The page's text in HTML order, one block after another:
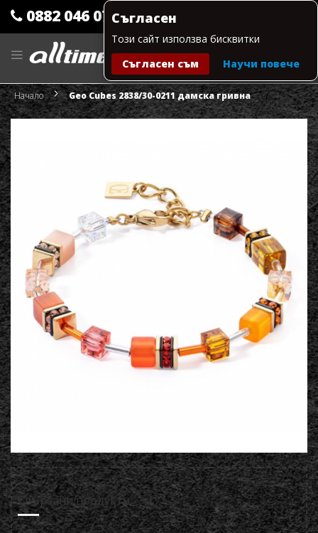
Съгласен
Този сайт използва бисквитки
Съгласен съм
Научи повече
0882 046 079
Прескачане
към
Моята количка
Начало Geo Cubes 2838/30-0211 дамска гривна
Свързани продукти